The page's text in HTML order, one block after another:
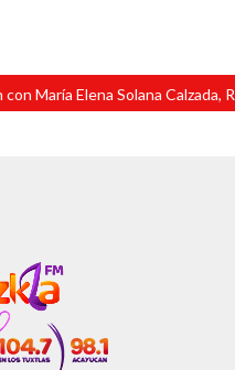
Solana Calzada, Roberto Enríquez y Rafael Fararoni Magaña